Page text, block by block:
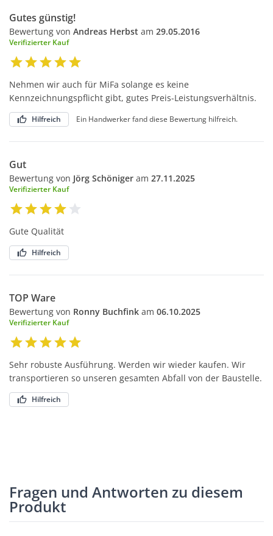
Gutes günstig!
Bewertung von Andreas Herbst am 29.05.2016
Verifizierter Kauf
Nehmen wir auch für MiFa solange es keine
Kennzeichnungspflicht gibt, gutes Preis-Leistungsverhältnis.
Hilfreich Ein Handwerker fand diese Bewertung hilfreich.
Gut
Bewertung von Jörg Schöniger am 27.11.2025
Verifizierter Kauf
Gute Qualität
Hilfreich
TOP Ware
Bewertung von Ronny Buchfink am 06.10.2025
Verifizierter Kauf
Sehr robuste Ausführung. Werden wir wieder kaufen. Wir
transportieren so unseren gesamten Abfall von der Baustelle.
Hilfreich
Fragen und Antworten zu diesem
Produkt